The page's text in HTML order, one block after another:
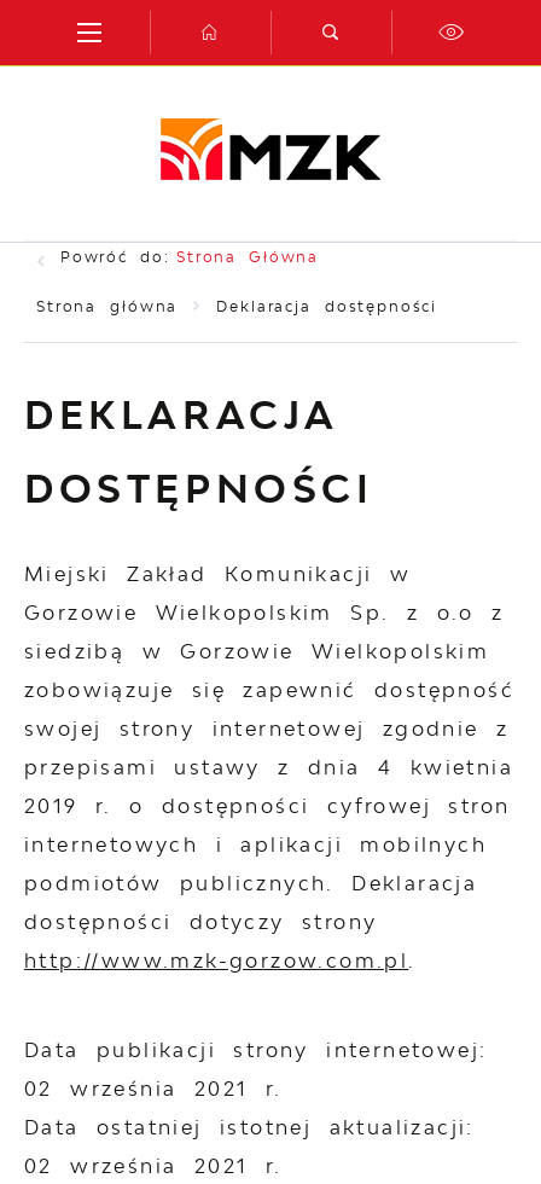
Przejdź do menu.
Przejdź do wyszukiwarki.
Przejdź do treści.
Przejdź do ustawień wielkości czcionki.
Włącz wersję kontrastową strony.
Powróć do: Strona Główna
Strona główna Deklaracja dostępności
DEKLARACJA
DOSTĘPNOŚCI
Miejski Zakład Komunikacji w
Gorzowie Wielkopolskim Sp. z o.o z
siedzibą w Gorzowie Wielkopolskim
zobowiązuje się zapewnić dostępność
swojej strony internetowej
zgodnie z
przepisami ustawy z dnia 4 kwietnia
2019 r. o dostępności cyfrowej stron
internetowych i aplikacji mobilnych
podmiotów publicznych. Deklaracja
dostępności dotyczy strony
http://www.mzk-gorzow.com.pl .
Data publikacji strony internetowej:
02 września 2021 r.
Data ostatniej istotnej aktualizacji:
02 września 2021 r.